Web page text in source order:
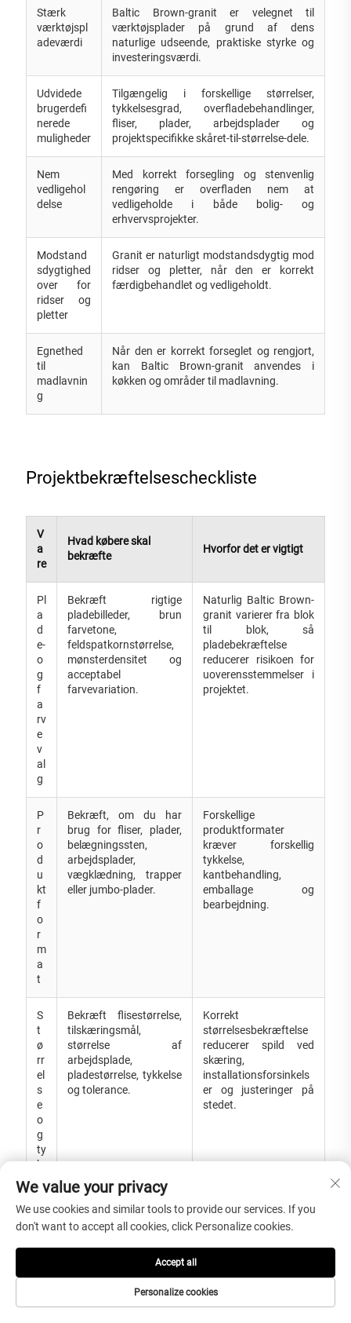
Stærk
værktøjspl
adeværdi
Baltic Brown-granit er velegnet til
værktøjsplader på grund af dens
naturlige udseende, praktiske styrke og
investeringsværdi.
Udvidede
brugerdefi
nerede
muligheder
Tilgængelig i forskellige størrelser,
tykkelsesgrad, overfladebehandlinger,
fliser, plader, arbejdsplader og
projektspecifikke skåret-til-størrelse-dele.
Nem
vedligehol
delse
Med korrekt forsegling og stenvenlig
rengøring er overfladen nem at
vedligeholde i både bolig- og
erhvervsprojekter.
Modstand
sdygtighed
over for
ridser og
pletter
Granit er naturligt modstandsdygtig mod
ridser og pletter, når den er korrekt
færdigbehandlet og vedligeholdt.
Egnethed
til
madlavnin
g
Når den er korrekt forseglet og rengjort,
kan Baltic Brown-granit anvendes i
køkken og områder til madlavning.
Projektbekræftelsescheckliste
V
a
re
Hvad købere skal
bekræfte
Hvorfor det er vigtigt
Pl
a
d
e-
o
g
f
a
rv
e
v
al
g
Bekræft rigtige
pladebilleder, brun
farvetone,
feldspatkornstørrelse,
mønsterdensitet og
acceptabel
farvevariation.
Naturlig Baltic Brown-
granit varierer fra blok
til blok, så
pladebekræftelse
reducerer risikoen for
uoverensstemmelser i
projektet.
P
r
o
d
u
kt
f
o
r
m
a
t
Bekræft, om du har
brug for fliser, plader,
belægningssten,
arbejdsplader,
vægklædning, trapper
eller jumbo-plader.
Forskellige
produktformater
kræver forskellig
tykkelse,
kantbehandling,
emballage og
bearbejdning.
S
t
ø
rr
el
s
e
o
g
ty
k
el
s
e
Bekræft flisestørrelse,
tilskæringsmål,
størrelse af
arbejdsplade,
pladestørrelse, tykkelse
og tolerance.
Korrekt
størrelsesbekræftelse
reducerer spild ved
skæring,
installationsforsinkels
er og justeringer på
stedet.
v
fl
Bekræft poleret, sløbet,
flammet, børstet eller
projekt-specifik
overfladebehandling i
glatte og elegant
afsluttede, mens
udendørs- eller
We value your privacy
We use cookies and similar tools to provide our services. If you
don't want to accept all cookies, click Personalize cookies.
Personalize cookies
Accept all